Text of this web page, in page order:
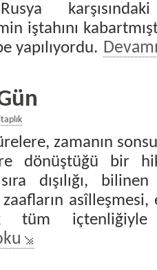
iştahını
yapılıyordu.
zamanın
dönüştüğü bir
dışılığı,
tüm